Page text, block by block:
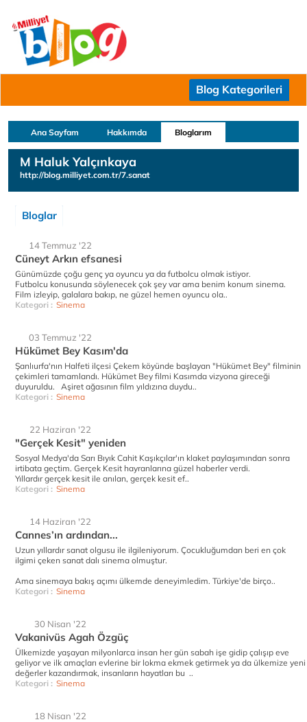
Blog Kategorileri
Ana Sayfam Hakkımda Bloglarım
M Haluk Yalçınkaya
http://blog.milliyet.com.tr/7.sanat
Bloglar
14 Temmuz '22
Cüneyt Arkın efsanesi
Günümüzde çoğu genç ya oyuncu ya da futbolcu olmak istiyor.
Futbolcu konusunda söylenecek çok şey var ama benim konum sinema.
Film izleyip, galalara bakıp, ne güzel hemen oyuncu ola..
Kategori : Sinema
03 Temmuz '22
Hükümet Bey Kasım'da
Şanlıurfa'nın Halfeti ilçesi Çekem köyünde başlayan "Hükümet Bey" filminin
çekimleri tamamlandı. Hükümet Bey filmi Kasımda vizyona gireceği
duyuruldu. Aşiret ağasının film yıldızına duydu..
Kategori : Sinema
22 Haziran '22
"Gerçek Kesit" yeniden
Sosyal Medya'da Sarı Bıyık Cahit Kaşıkçılar'ın klaket paylaşımından sonra
irtibata geçtim. Gerçek Kesit hayranlarına güzel haberler verdi.
Yıllardır gerçek kesit ile anılan, gerçek kesit ef..
Kategori : Sinema
14 Haziran '22
Cannes’ın ardından...
Uzun yıllardır sanat olgusu ile ilgileniyorum. Çocukluğumdan beri en çok
ilgimi çeken sanat dalı sinema olmuştur.
Ama sinemaya bakış açımı ülkemde deneyimledim. Türkiye'de birço..
Kategori : Sinema
30 Nisan '22
Vakanivüs Agah Özgüç
Ülkemizde yaşayan milyonlarca insan her gün sabah işe gidip çalışıp eve
geliyor ve ilk amaçları evlerine bir lokma ekmek getirmek ya da ülkemize yeni
değerler kazandırmak, insanların hayatları bu ..
Kategori : Sinema
18 Nisan '22